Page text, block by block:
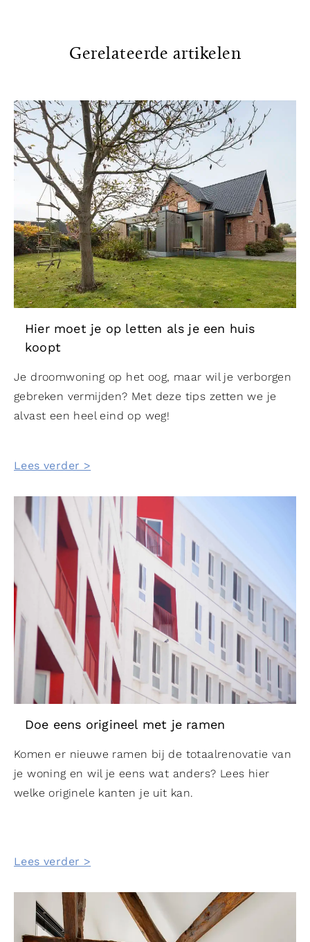
Gerelateerde artikelen
Hier moet je op letten als je een huis
koopt
Je droomwoning op het oog, maar wil je verborgen
gebreken vermijden? Met deze tips zetten we je
alvast een heel eind op weg!
Lees verder >
Doe eens origineel met je ramen
Komen er nieuwe ramen bij de totaalrenovatie van
je woning en wil je eens wat anders? Lees hier
welke originele kanten je uit kan.
Lees verder >